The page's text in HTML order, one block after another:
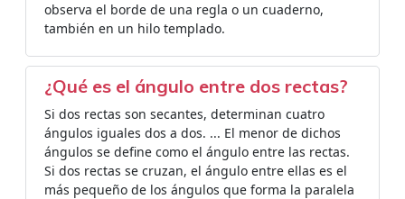
observa el borde de una regla o un cuaderno,
también en un hilo templado.
¿Qué es el ángulo entre dos rectas?
Si dos rectas son secantes, determinan cuatro
ángulos iguales dos a dos. ... El menor de dichos
ángulos se define como el ángulo entre las rectas.
Si dos rectas se cruzan, el ángulo entre ellas es el
más pequeño de los ángulos que forma la paralela